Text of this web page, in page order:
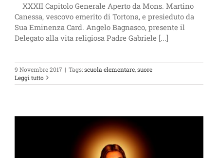
XXXII Capitolo Generale Aperto da Mons. Martino
Canessa, vescovo emerito di Tortona, e presieduto da
Sua Eminenza Card. Angelo Bagnasco, presente il
Delegato alla vita religiosa Padre Gabriele [...]
9 Novembre 2017 | Tags:scuola elementare,suore
Leggi tutto